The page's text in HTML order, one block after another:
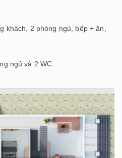
khách, 2 phòng ngủ, bếp + ăn,
ngủ và 2 WC.